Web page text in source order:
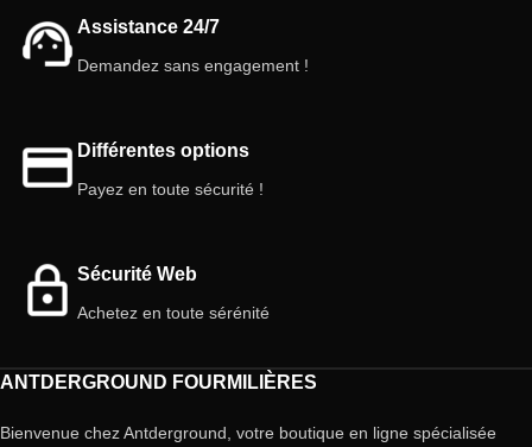
Assistance 24/7
Demandez sans engagement !
Différentes options
Payez en toute sécurité !
Sécurité Web
Achetez en toute sérénité
ANTDERGROUND FOURMILIÈRES
Bienvenue chez Antderground, votre boutique en ligne spécialisée